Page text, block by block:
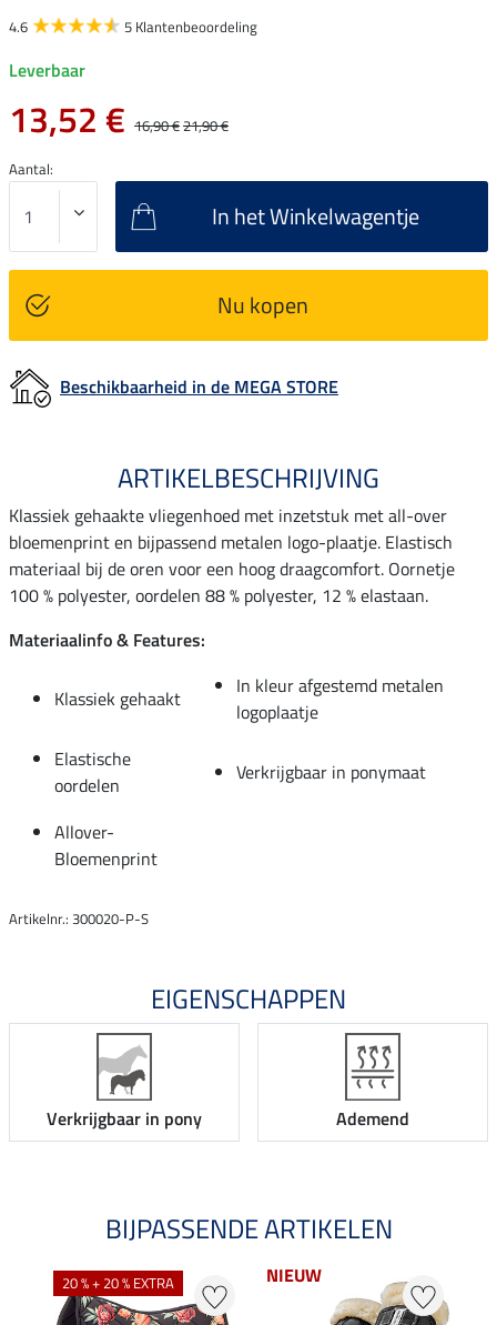
4.6 5 Klantenbeoordeling
Leverbaar
13,52 € 16,90 €21,90 €
Aantal:
In het Winkelwagentje
Nu kopen
Beschikbaarheid in de MEGA STORE
ARTIKELBESCHRIJVING
Klassiek gehaakte vliegenhoed met inzetstuk met all-over
bloemenprint en bijpassend metalen logo-plaatje. Elastisch
materiaal bij de oren voor een hoog draagcomfort. Oornetje
100 % polyester, oordelen 88 % polyester, 12 % elastaan.
Materiaalinfo & Features:
Klassiek gehaakt
In kleur afgestemd metalen
logoplaatje
Elastische
oordelen
Verkrijgbaar in ponymaat
Allover-
Bloemenprint
Artikelnr.: 300020-P-S
EIGENSCHAPPEN
Verkrijgbaar in pony Ademend
BIJPASSENDE ARTIKELEN
20 % + 20 % EXTRA NIEUW